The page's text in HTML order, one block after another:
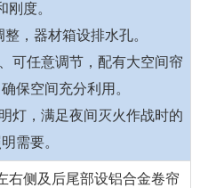
刚度。
，器材箱设排水孔。
可任意调节，配有大空间帘
保空间充分利用。
灯，满足夜间灭火作战时的
需要。
右侧及后尾部设铝合金卷帘